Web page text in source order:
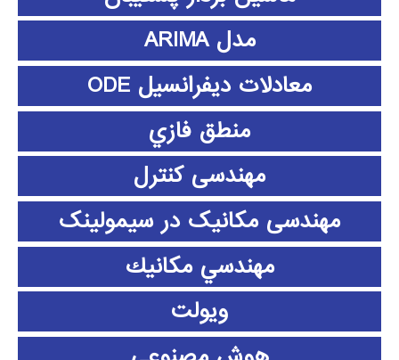
مدل ARIMA
معادلات دیفرانسیل ODE
منطق فازي
مهندسی کنترل
مهندسی مکانیک در سیمولینک
مهندسي مكانيك
ویولت